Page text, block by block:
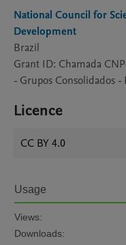
National Council for
Development
Brazil
Grant ID: Chamada
- Grupos Consolidados -
Licence
CC BY 4.0
Usage
Views:
Downloads: